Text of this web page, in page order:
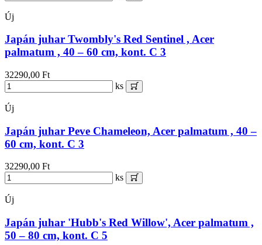
Új
Japán juhar Twombly's Red Sentinel , Acer
palmatum , 40 – 60 cm, kont. C 3
32290,00 Ft
ks
Új
Japán juhar Peve Chameleon, Acer palmatum , 40 –
60 cm, kont. C 3
32290,00 Ft
ks
Új
Japán juhar 'Hubb's Red Willow', Acer palmatum ,
50 – 80 cm, kont. C 5